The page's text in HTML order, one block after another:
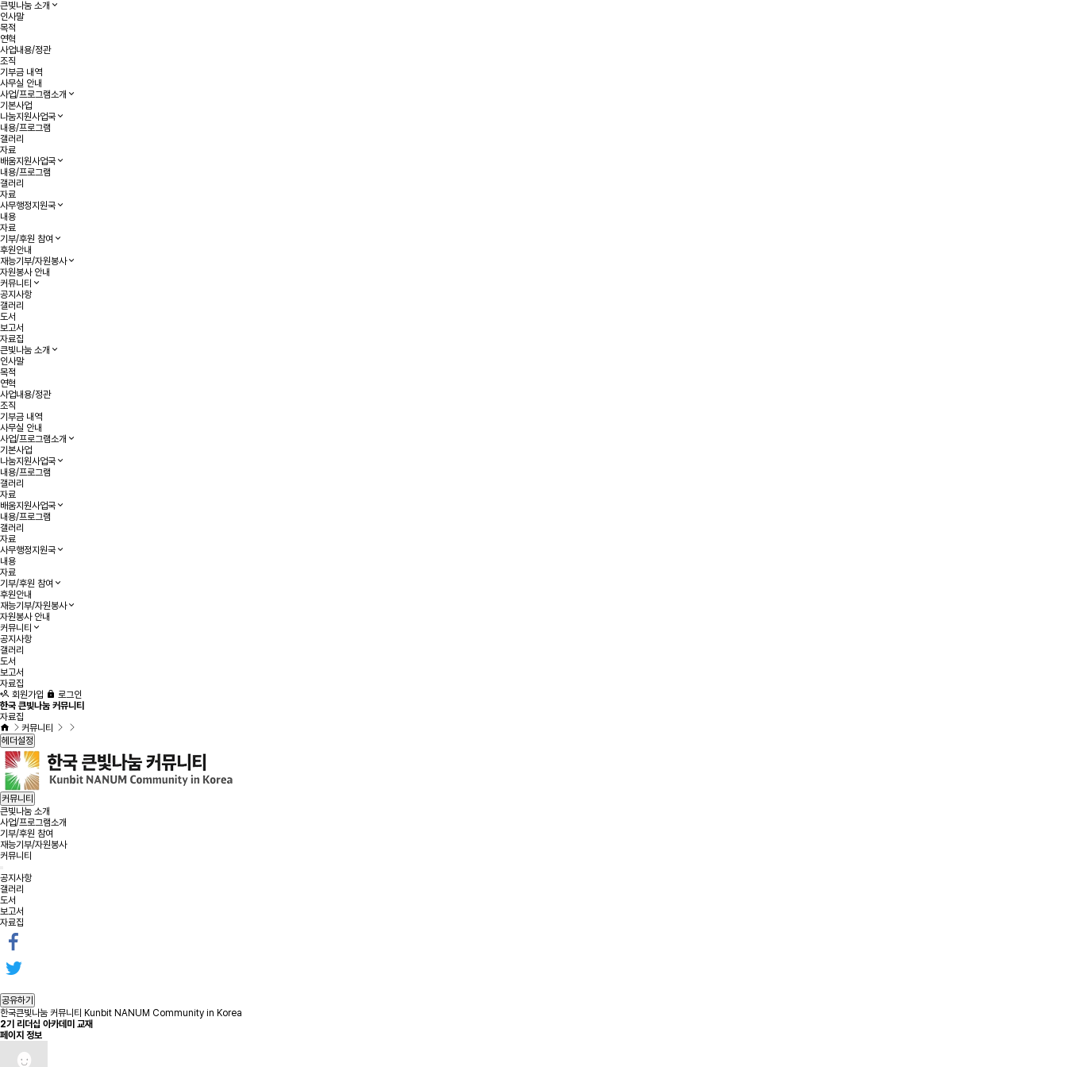
큰빛나눔 소개
인사말
목적
연혁
사업내용/정관
조직
기부금 내역
사무실 안내
사업/프로그램소개
기본사업
나눔지원사업국
내용/프로그램
갤러리
자료
배움지원사업국
내용/프로그램
갤러리
자료
사무행정지원국
내용
자료
기부/후원 참여
후원안내
재능기부/자원봉사
자원봉사 안내
커뮤니티
공지사항
갤러리
도서
보고서
자료집
큰빛나눔 소개
인사말
목적
연혁
사업내용/정관
조직
기부금 내역
사무실 안내
사업/프로그램소개
기본사업
나눔지원사업국
내용/프로그램
갤러리
자료
배움지원사업국
내용/프로그램
갤러리
자료
사무행정지원국
내용
자료
기부/후원 참여
후원안내
재능기부/자원봉사
자원봉사 안내
커뮤니티
공지사항
갤러리
도서
보고서
자료집
회원가입
로그인
한국 큰빛나눔 커뮤니티
자료집
커뮤니티
헤더설정
커뮤니티
큰빛나눔 소개
사업/프로그램소개
기부/후원 참여
재능기부/자원봉사
커뮤니티
공지사항
갤러리
도서
보고서
자료집
공유하기
한국큰빛나눔 커뮤니티 Kunbit NANUM Community in Korea
2기 리더십 아카데미 교재
페이지 정보